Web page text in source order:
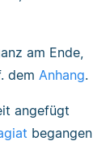
am Ende,
dem Anhang.
angefügt
begangen